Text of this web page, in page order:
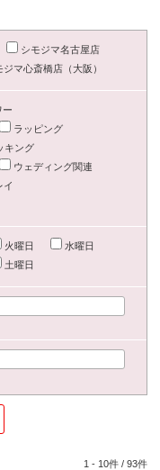
シモジマ名古屋店
ジマ心斎橋店（大阪）
ー
ラッピング
キング
ウェディング関連
イ
火曜日
水曜日
土曜日
1 - 10件 /93件